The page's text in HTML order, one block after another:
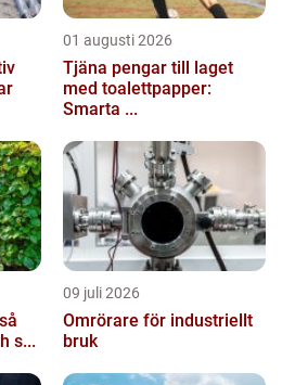
01 augusti 2026
Tjäna pengar till laget
med toalettpapper:
Smarta ...
s...
09 juli 2026
Omrörare för industriellt
bruk